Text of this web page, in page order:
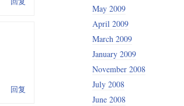
回复
May 2009
April 2009
March 2009
January 2009
November 2008
July 2008
June 2008